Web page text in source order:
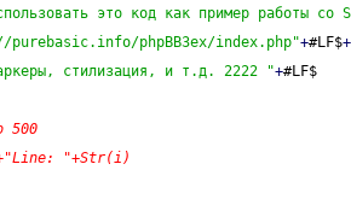
это код как пример работы
purebasic.info/phpBB3ex/index.php"+#LF$+
стилизация, и т.д. 2222 "+#LF$
500
"+Str(i)